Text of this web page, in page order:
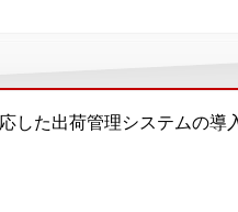
した出荷管理システムの導